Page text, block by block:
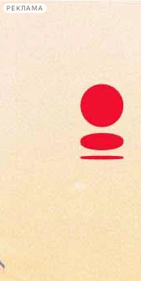
РЕКЛАМА
Сегодня:
2026.08.09
09:44
Афиша Plus